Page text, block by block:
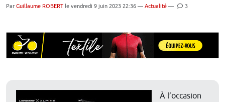
Par Guillaume ROBERT le vendredi 9 juin 2023 22:36 — Actualité — 3
À l’occasion